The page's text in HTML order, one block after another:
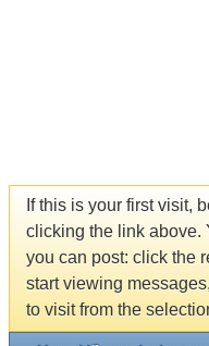
If this is your first visit,
clicking the link above.
you can post: click the
start viewing
to visit from the